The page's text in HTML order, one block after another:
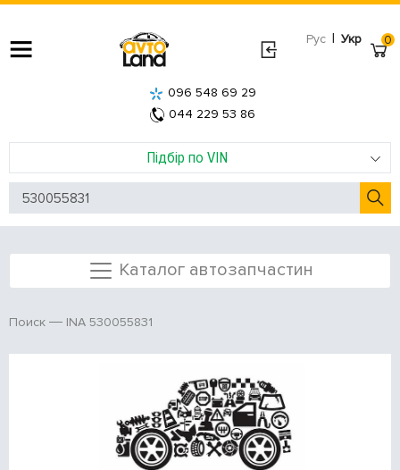
Рус | Укр
Підбір по VIN
096 548 69 29
044 229 53 86
0
Каталог автозапчастин
Поиск INA 530055831